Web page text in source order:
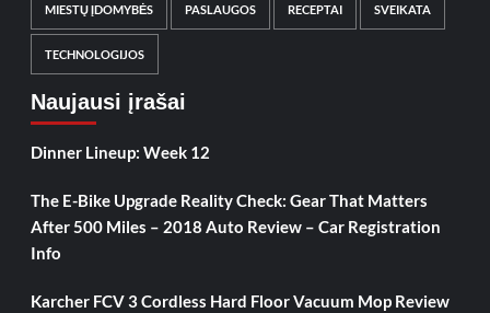
MIESTŲ ĮDOMYBĖS PASLAUGOS RECEPTAI SVEIKATA
TECHNOLOGIJOS
Naujausi įrašai
Dinner Lineup: Week 12
The E-Bike Upgrade Reality Check: Gear That Matters
After 500 Miles – 2018 Auto Review – Car Registration
Info
Karcher FCV 3 Cordless Hard Floor Vacuum Mop Review